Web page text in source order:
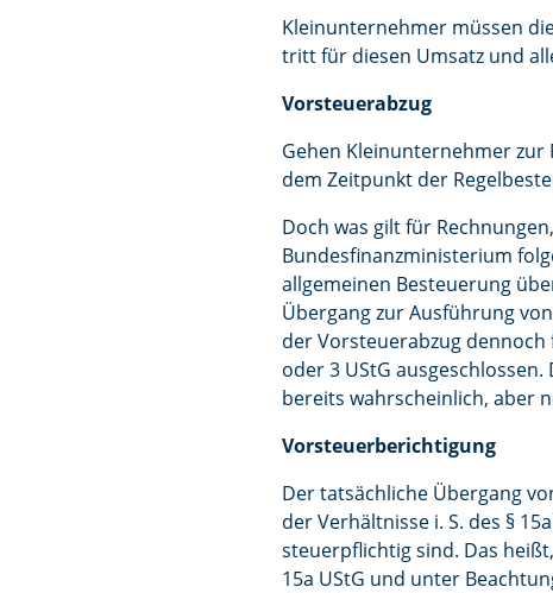
Kleinunternehmer müssen
tritt für diesen Umsatz und
Vorsteuerabzug
Gehen Kleinunternehmer zur
dem Zeitpunkt der
Doch was gilt für
Bundesfinanzministerium
allgemeinen Besteuerung
Übergang zur Ausführung
der Vorsteuerabzug dennoch
oder 3 UStG
bereits wahrscheinlich, aber
Vorsteuerberichtigung
Der tatsächliche Übergang
der Verhältnisse i. S. des §
steuerpflichtig sind. Das
15a UStG und unter